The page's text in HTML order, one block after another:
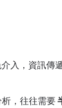
入，資訊傳
析，往往需要